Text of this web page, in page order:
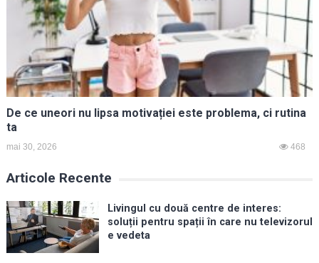
De ce uneori nu lipsa motivației este problema, ci rutina
ta
mai 30, 2026 468
Articole Recente
Livingul cu două centre de interes:
soluții pentru spații în care nu televizorul
e vedeta